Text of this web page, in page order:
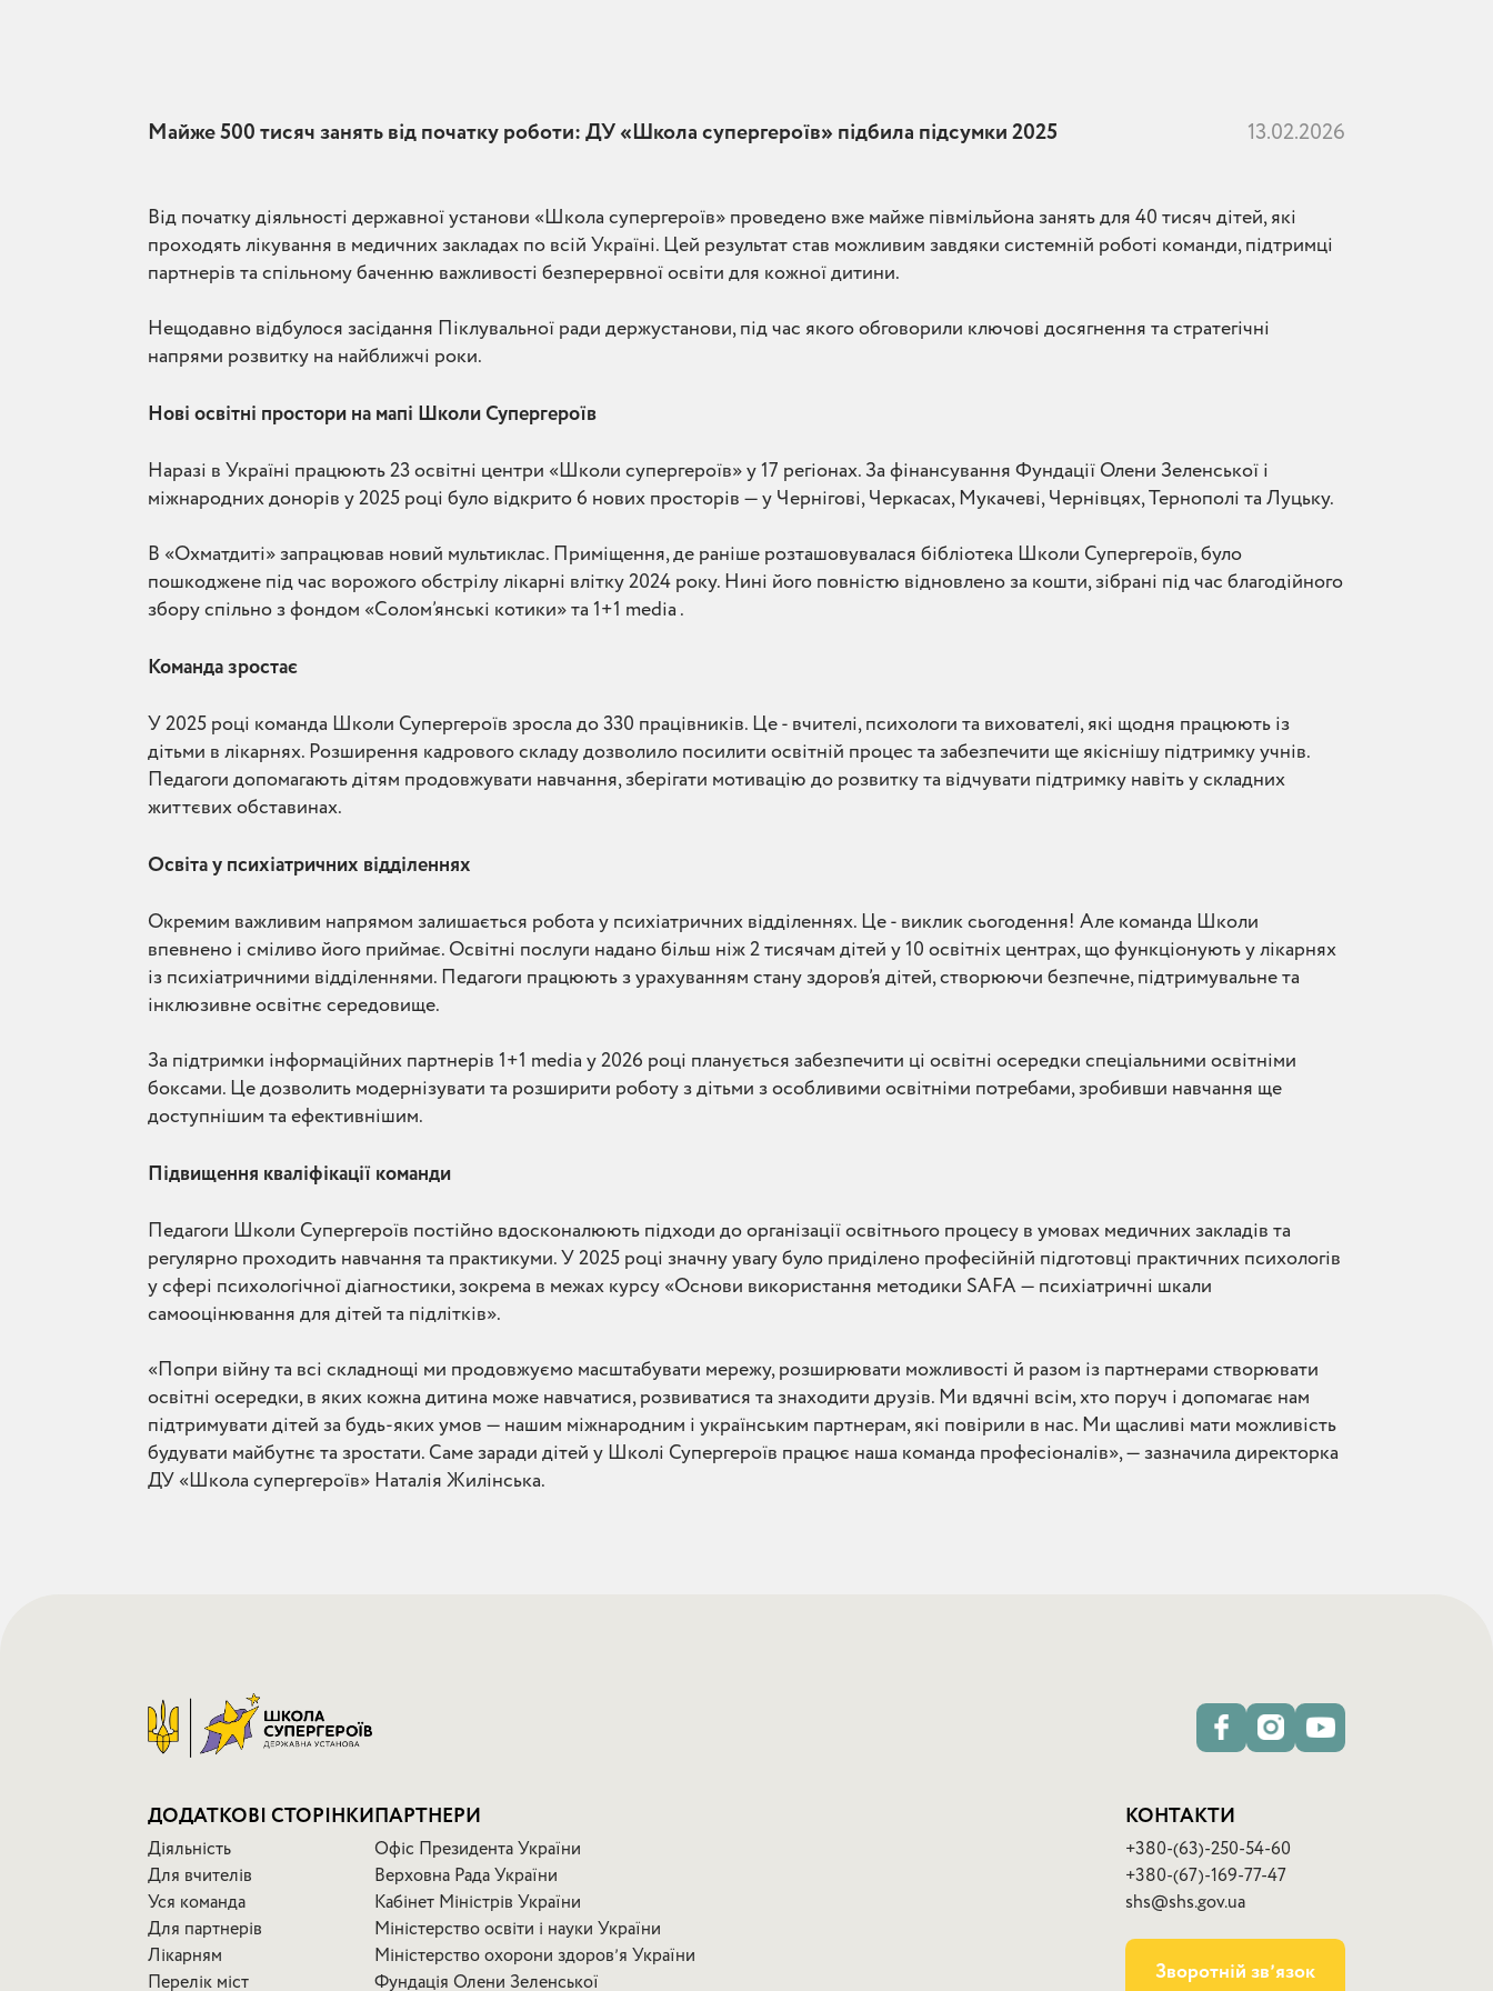
Майже 500 тисяч занять від початку роботи: ДУ «Школа супергероїв» підбила підсумки 2025 13.02.2026
Від початку діяльності державної установи «Школа супергероїв» проведено вже майже півмільйона занять для 40 тисяч дітей, які
проходять лікування в медичних закладах по всій Україні. Цей результат став можливим завдяки системній роботі команди, підтримці
партнерів та спільному баченню важливості безперервної освіти для кожної дитини.
Нещодавно відбулося засідання Піклувальної ради держустанови, під час якого обговорили ключові досягнення та стратегічні
напрями розвитку на найближчі роки.
Нові освітні простори на мапі Школи Супергероїв
Наразі в Україні працюють 23 освітні центри «Школи супергероїв» у 17 регіонах. За фінансування Фундації Олени Зеленської і
міжнародних донорів у 2025 році було відкрито 6 нових просторів — у Чернігові, Черкасах, Мукачеві, Чернівцях, Тернополі та Луцьку.
В «Охматдиті» запрацював новий мультиклас. Приміщення, де раніше розташовувалася бібліотека Школи Супергероїв, було
пошкоджене під час ворожого обстрілу лікарні влітку 2024 року. Нині його повністю відновлено за кошти, зібрані під час благодійного
збору спільно з фондом «Солом’янські котики» та 1+1 media .
Команда зростає
У 2025 році команда Школи Супергероїв зросла до 330 працівників. Це - вчителі, психологи та вихователі, які щодня працюють із
дітьми в лікарнях. Розширення кадрового складу дозволило посилити освітній процес та забезпечити ще якіснішу підтримку учнів.
Педагоги допомагають дітям продовжувати навчання, зберігати мотивацію до розвитку та відчувати підтримку навіть у складних
життєвих обставинах.
Освіта у психіатричних відділеннях
Окремим важливим напрямом залишається робота у психіатричних відділеннях. Це - виклик сьогодення! Але команда Школи
впевнено і сміливо його приймає. Освітні послуги надано більш ніж 2 тисячам дітей у 10 освітніх центрах, що функціонують у лікарнях
із психіатричними відділеннями. Педагоги працюють з урахуванням стану здоров’я дітей, створюючи безпечне, підтримувальне та
інклюзивне освітнє середовище.
За підтримки інформаційних партнерів 1+1 media у 2026 році планується забезпечити ці освітні осередки спеціальними освітніми
боксами. Це дозволить модернізувати та розширити роботу з дітьми з особливими освітніми потребами, зробивши навчання ще
доступнішим та ефективнішим.
Підвищення кваліфікації команди
Педагоги Школи Супергероїв постійно вдосконалюють підходи до організації освітнього процесу в умовах медичних закладів та
регулярно проходить навчання та практикуми. У 2025 році значну увагу було приділено професійній підготовці практичних психологів
у сфері психологічної діагностики, зокрема в межах курсу «Основи використання методики SAFA — психіатричні шкали
самооцінювання для дітей та підлітків».
«Попри війну та всі складнощі ми продовжуємо масштабувати мережу, розширювати можливості й разом із партнерами створювати
освітні осередки, в яких кожна дитина може навчатися, розвиватися та знаходити друзів. Ми вдячні всім, хто поруч і допомагає нам
підтримувати дітей за будь-яких умов — нашим міжнародним і українським партнерам, які повірили в нас. Ми щасливі мати можливість
будувати майбутнє та зростати. Саме заради дітей у Школі Супергероїв працює наша команда професіоналів», — зазначила директорка
ДУ «Школа супергероїв» Наталія Жилінська.
ДОДАТКОВІ СТОРІНКИ
Діяльність
Для вчителів
Уся команда
Для партнерів
Лікарням
Перелік міст
ПАРТНЕРИ
Офіс Президента України
Верховна Рада України
Кабінет Міністрів України
Міністерство освіти і науки України
Міністерство охорони здоровʼя України
Фундація Олени Зеленської
КОНТАКТИ
+380-(63)-250-54-60
+380-(67)-169-77-47
shs@shs.gov.ua
Зворотній звʼязок